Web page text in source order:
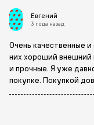
Евгений
3 года назад
Очень качественные
них хороший внешний
и прочные. Я уже
покупке. Покупкой